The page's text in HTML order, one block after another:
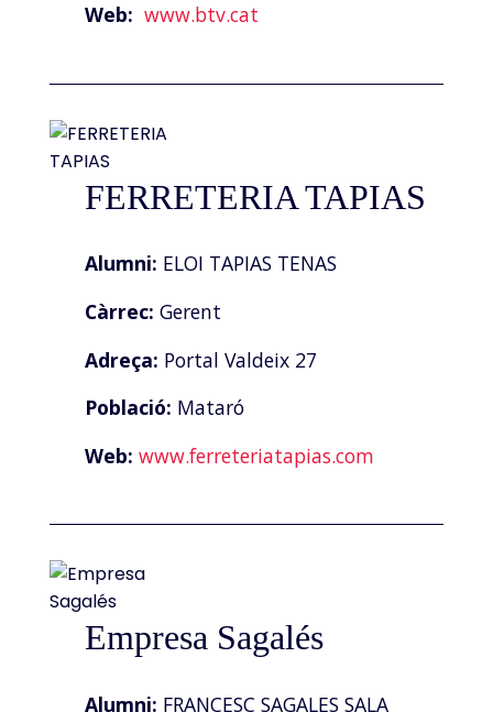
Web: www.btv.cat
FERRETERIA TAPIAS
Alumni: ELOI TAPIAS TENAS
Càrrec: Gerent
Adreça: Portal Valdeix 27
Població: Mataró
Web: www.ferreteriatapias.com
Empresa Sagalés
Alumni: FRANCESC SAGALES SALA